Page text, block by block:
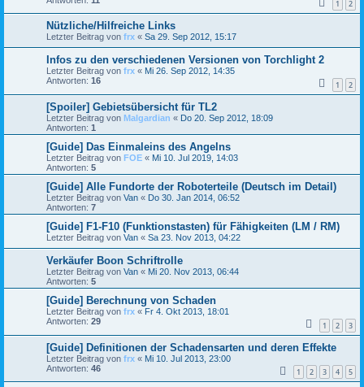
1 2
Nützliche/Hilfreiche Links
Letzter Beitrag von frx « Sa 29. Sep 2012, 15:17
Infos zu den verschiedenen Versionen von Torchlight 2
Letzter Beitrag von frx « Mi 26. Sep 2012, 14:35
Antworten: 16 1 2
[Spoiler] Gebietsübersicht für TL2
Letzter Beitrag von Malgardian « Do 20. Sep 2012, 18:09
Antworten: 1
[Guide] Das Einmaleins des Angelns
Letzter Beitrag von FOE « Mi 10. Jul 2019, 14:03
Antworten: 5
[Guide] Alle Fundorte der Roboterteile (Deutsch im Detail)
Letzter Beitrag von Van « Do 30. Jan 2014, 06:52
Antworten: 7
[Guide] F1-F10 (Funktionstasten) für Fähigkeiten (LM / RM)
Letzter Beitrag von Van « Sa 23. Nov 2013, 04:22
Verkäufer Boon Schriftrolle
Letzter Beitrag von Van « Mi 20. Nov 2013, 06:44
Antworten: 5
[Guide] Berechnung von Schaden
Letzter Beitrag von frx « Fr 4. Okt 2013, 18:01
Antworten: 29 1 2 3
[Guide] Definitionen der Schadensarten und deren Effekte
Letzter Beitrag von frx « Mi 10. Jul 2013, 23:00
Antworten: 46 1 2 3 4 5